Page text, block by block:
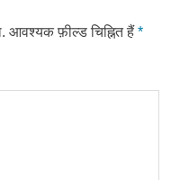
आवश्यक फ़ील्ड चिह्नित हैं *